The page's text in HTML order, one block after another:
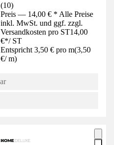
(10)
Preis — 14,00 € * Alle Preise
inkl. MwSt. und ggf. zzgl.
Versandkosten pro ST14,00
€*/ ST
Entspricht 3,50 € pro m(3,50
€/ m)